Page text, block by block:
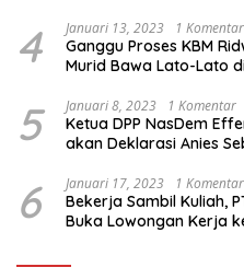
4 Januari 13, 2023 1 Komentar
Ganggu Proses KBM
Murid Bawa Lato-Lato
5 Januari 8, 2023 1 Komentar
Ketua DPP NasDem
akan Deklarasi Anies
6 Januari 17, 2023 1 Komentar
Bekerja Sambil Kuliah,
Buka Lowongan Kerja